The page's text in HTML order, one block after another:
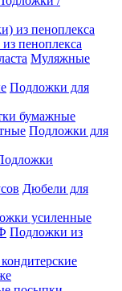
пеноплекса
Муляжные
Подложки для
бумажные
Подложки для
Дюбели для
усиленные
Подложки из